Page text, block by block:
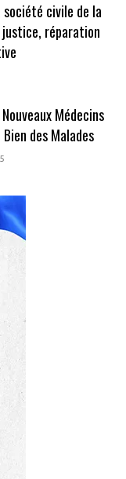
civile de la
justice, réparation
Médecins
des Malades